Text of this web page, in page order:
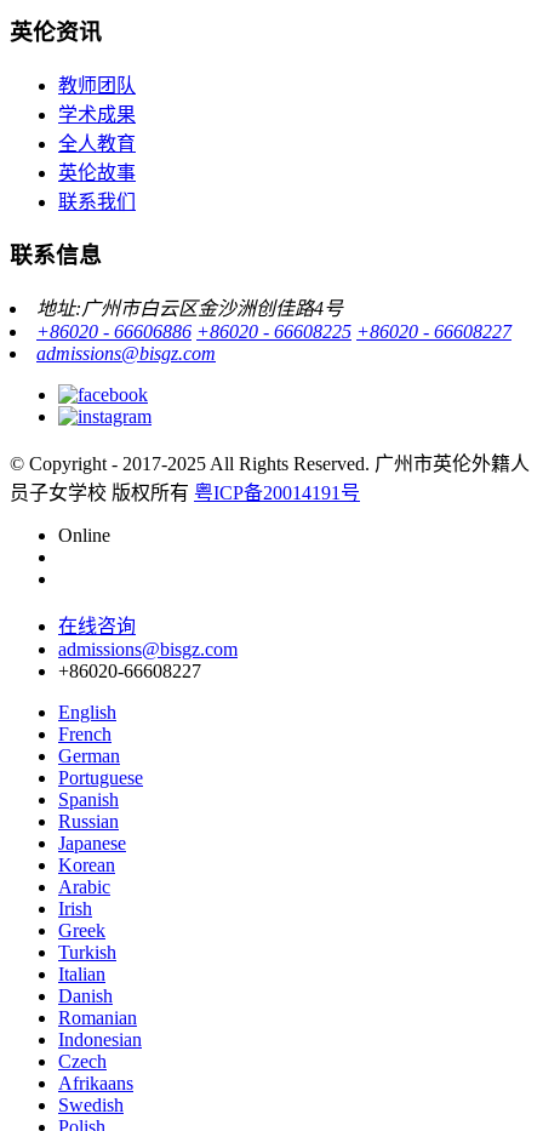
英伦资讯
教师团队
学术成果
全人教育
英伦故事
联系我们
联系信息
地址:广州市白云区金沙洲创佳路4号
+86020 - 66606886 +86020 - 66608225 +86020 - 66608227
admissions@bisgz.com
© Copyright - 2017-2025 All Rights Reserved. 广州市英伦外籍人
员子女学校 版权所有 粤ICP备20014191号
Online
在线咨询
admissions@bisgz.com
+86020-66608227
English
French
German
Portuguese
Spanish
Russian
Japanese
Korean
Arabic
Irish
Greek
Turkish
Italian
Danish
Romanian
Indonesian
Czech
Afrikaans
Swedish